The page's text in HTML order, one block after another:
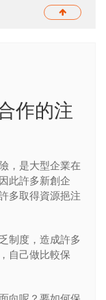
作的注
，是大型企業在
此許多新創企
多取得資源挹注
制度，造成許多
自己做比較保